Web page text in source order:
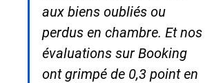
aux biens oubliés ou
perdus en chambre. Et nos
évaluations sur Booking
ont grimpé de 0,3 point en